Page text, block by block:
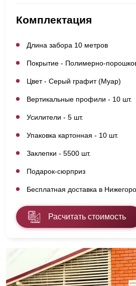
Комплектация
Длина забора 10 метров
Покрытие - Полимерно-
Цвет - Серый графит (Муар)
Вертикальные профили - 10 шт.
Усилители - 5 шт.
Упаковка картонная - 10 шт.
Заклепки - 5500 шт.
Подарок-сюрприз
Бесплатная доставка в
Расчитать стоимость